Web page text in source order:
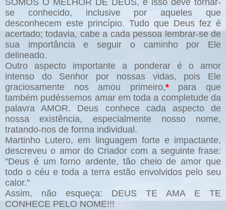
SOMOS O MELHOR DE DEUS, e isso deve tornar-
se conhecido, inclusive por aqueles que
desconhecem este princípio. Tudo que Deus fez é
acertado; todavia, cabe a cada pessoa lembrar-se de
sua importância e seguir o caminho por Ele
delineado.
Outro aspecto importante a ponderar é o amor
intenso do Senhor por nossas vidas, pois Ele
graciosamente nos amou primeiro,*para que
também pudéssemos amar em toda a completude da
palavra AMOR. Deus conhece cada aspecto de
nossa existência, especialmente nosso nome,
tratando-nos de forma individual.
Martinho Lutero, em linguagem forte e impactante,
descreveu o amor do Criador com a seguinte frase:
"Deus é um forno ardente, tão cheio de amor que
todo o céu e toda a terra estão envolvidos pelo seu
calor."
Assim, não esqueça: DEUS TE AMA E TE
CONHECE PELO NOME!!!